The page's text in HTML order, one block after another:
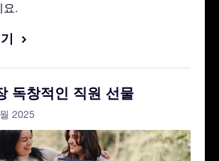
요.
독창적인 직원 선물
2025